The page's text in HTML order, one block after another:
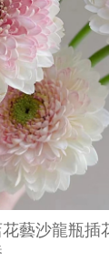
藝沙龍瓶插